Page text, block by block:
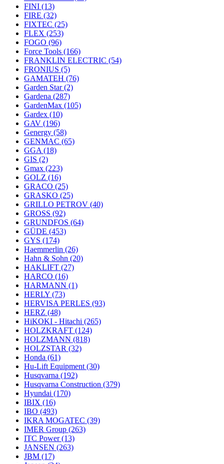
FINI (13)
FIRE (32)
FIXTEC (25)
FLEX (253)
FOGO (96)
Force Tools (166)
FRANKLIN ELECTRIC (54)
FRONIUS (5)
GAMATEH (76)
Garden Star(2)
Gardena (287)
GardenMax (105)
Gardex (10)
GAV (196)
Genergy (58)
GENMAC (65)
GGA (18)
GIS (2)
Gmax (223)
GOLZ (16)
GRACO (25)
GRASKO (25)
GRILLO PETROV (40)
GROSS (92)
GRUNDFOS (64)
GÜDE (453)
GYS (174)
Haemmerlin (26)
Hahn & Sohn (20)
HAKLIFT (27)
HARCO (16)
HARMANN (1)
HERLY (73)
HERVISA PERLES (93)
HERZ (48)
HiKOKI - Hitachi (265)
HOLZKRAFT (124)
HOLZMANN (818)
HOLZSTAR (32)
Honda (61)
Hu-Lift Equipment (30)
Husqvarna (192)
Husqvarna Construction (379)
Hyundai (170)
IBIX (16)
IBO (493)
IKRA MOGATEC (39)
IMER Group (263)
ITC Power(13)
JANSEN (263)
JBM (17)